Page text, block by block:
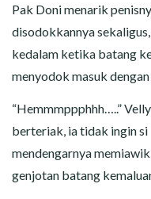
Pak Doni menarik
disodokkannya
kedalam ketika batang
menyodok masuk
“Hemmmppphhh…..”
berteriak, ia tidak ingin
mendengarnya
genjotan batang